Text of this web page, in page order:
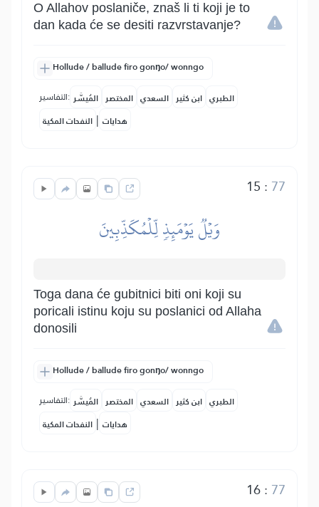
O Allahov poslaniče, znaš li ti koji je to
dan kada će se desiti razvrstavanje?
Hollude / ballude firo gonŋo/ wonngo
التفاسير: المُيسَّر المختصر السعدي ابن كثير الطبري
النفحات المكية | هدايات
15 : 77
وَيۡلٞ يَوۡمَئِذٖ لِّلۡمُكَذِّبِينَ
Toga dana će gubitnici biti oni koji su
poricali istinu koju su poslanici od Allaha
donosili
Hollude / ballude firo gonŋo/ wonngo
التفاسير: المُيسَّر المختصر السعدي ابن كثير الطبري
النفحات المكية | هدايات
16: 77